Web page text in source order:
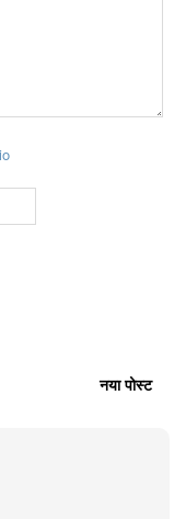
नया पोस्ट